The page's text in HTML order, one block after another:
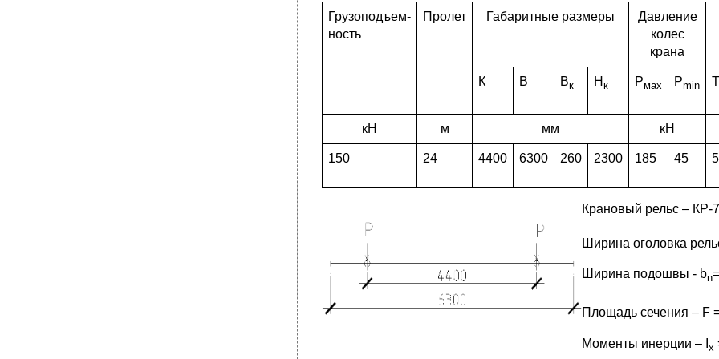
Грузоподъем-
ность
Пролет Габаритные размеры
Давление
колес
крана
К В Вк Н к Рмах Рmin
кН м мм кН
150 24 4400 6300 260 2300 185 45
Крановый рельс – КР-
Ширина оголовка
Ширина подошвы - bn
Площадь сечения – F
Моменты инерции – I x